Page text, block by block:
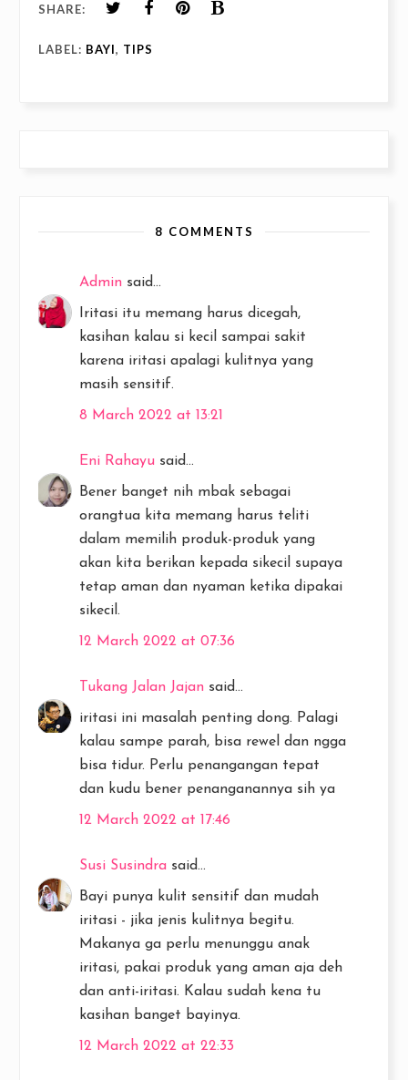
SHARE:
LABEL: BAYI, TIPS
8 COMMENTS
Admin said...
Iritasi itu memang harus dicegah,
kasihan kalau si kecil sampai sakit
karena iritasi apalagi kulitnya yang
masih sensitif.
8 March 2022 at 13:21
Eni Rahayu said...
Bener banget nih mbak sebagai
orangtua kita memang harus teliti
dalam memilih produk-produk yang
akan kita berikan kepada sikecil supaya
tetap aman dan nyaman ketika dipakai
sikecil.
12 March 2022 at 07:36
Tukang Jalan Jajan said...
iritasi ini masalah penting dong. Palagi
kalau sampe parah, bisa rewel dan ngga
bisa tidur. Perlu penangangan tepat
dan kudu bener penanganannya sih ya
12 March 2022 at 17:46
Susi Susindra said...
Bayi punya kulit sensitif dan mudah
iritasi - jika jenis kulitnya begitu.
Makanya ga perlu menunggu anak
iritasi, pakai produk yang aman aja deh
dan anti-iritasi. Kalau sudah kena tu
kasihan banget bayinya.
12 March 2022 at 22:33